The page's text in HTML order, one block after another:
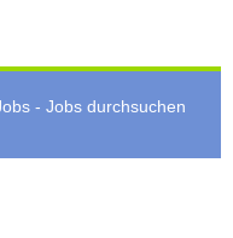
- Jobs durchsuchen